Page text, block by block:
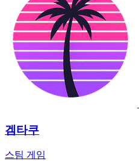
겜타쿠
스팀 게임